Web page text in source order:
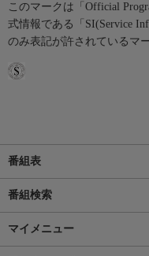
このマークは「Official
式情報である「SI(Service
のみ表記が許されているマ
番組表
番組検索
マイメニュー